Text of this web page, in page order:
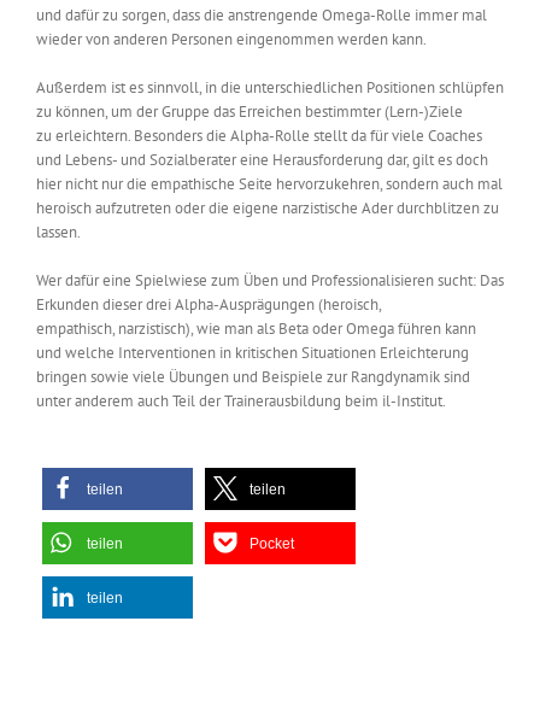
und dafür zu sorgen, dass die anstrengende Omega-Rolle immer mal
wieder von anderen Personen eingenommen werden kann.
Außerdem ist es sinnvoll, in die unterschiedlichen Positionen schlüpfen
zu können, um der Gruppe das Erreichen bestimmter (Lern-)Ziele
zu erleichtern. Besonders die Alpha-Rolle stellt da für viele Coaches
und Lebens- und Sozialberater eine Herausforderung dar, gilt es doch
hier nicht nur die empathische Seite hervorzukehren, sondern auch mal
heroisch aufzutreten oder die eigene narzistische Ader durchblitzen zu
lassen.
Wer dafür eine Spielwiese zum Üben und Professionalisieren sucht: Das
Erkunden dieser drei Alpha-Ausprägungen (heroisch,
empathisch, narzistisch), wie man als Beta oder Omega führen kann
und welche Interventionen in kritischen Situationen Erleichterung
bringen sowie viele Übungen und Beispiele zur Rangdynamik sind
unter anderem auch Teil der Trainerausbildung beim il-Institut.
teilen teilen
teilen Pocket
teilen